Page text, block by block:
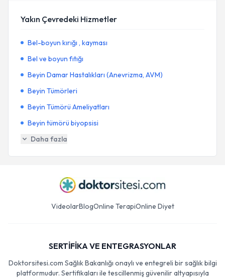
Yakın Çevredeki Hizmetler
Bel-boyun kırığı , kayması
Bel ve boyun fıtığı
Beyin Damar Hastalıkları (Anevrizma, AVM)
Beyin Tümörleri
Beyin Tümörü Ameliyatları
Beyin tümörü biyopsisi
Daha fazla
VideolarBlogOnline TerapiOnline Diyet
SERTİFİKA VE ENTEGRASYONLAR
Doktorsitesi.com Sağlık Bakanlığı onaylı ve entegreli bir sağlık bilgi
platformudur. Sertifikaları ile tescillenmiş güvenilir altyapısıyla